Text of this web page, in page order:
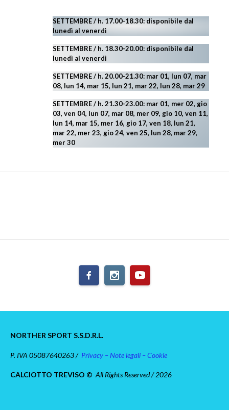
SETTEMBRE / h. 17.00-18.30: disponibile dal
lunedì al venerdì
SETTEMBRE / h. 18.30-20.00: disponibile dal
lunedì al venerdì
SETTEMBRE / h. 20.00-21.30: mar 01, lun 07, mar
08, lun 14, mar 15, lun 21, mar 22, lun 28, mar 29
SETTEMBRE / h. 21.30-23.00: mar 01, mer 02, gio
03, ven 04, lun 07, mar 08, mer 09, gio 10, ven 11,
lun 14, mar 15, mer 16, gio 17, ven 18, lun 21,
mar 22, mer 23, gio 24, ven 25, lun 28, mar 29,
mer 30
NORTHER SPORT S.S.D.R.L.
P. IVA 05087640263 / Privacy – Note legali – Cookie
CALCIOTTO TREVISO © All Rights Reserved / 2026